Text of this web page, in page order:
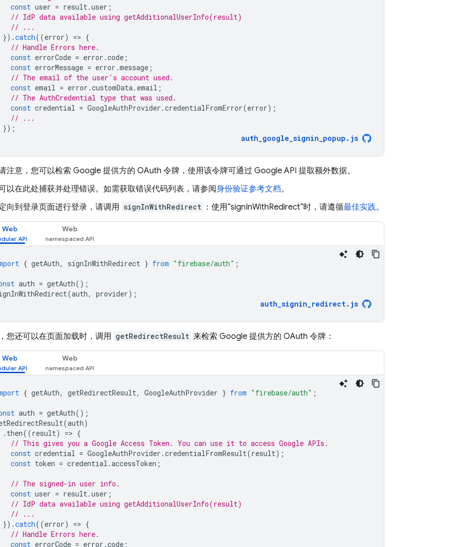
const user = result.user ;
// IdP data available using getAdditionalUserInfo(result)
// ...
}).catch((error) => {
// Handle Errors here.
const errorCode = error .code ;
const errorMessage = error .message ;
// The email of the user's account used.
const email = error .customData. email ;
// The AuthCredential type that was used.
const credential = GoogleAuthProvider .credentialFromError(error);
// ...
});
auth_google_signin_popup . js
注意，您可以检索 Google 提供方的 OAuth 令牌，使用该令牌可通过 Google API 提取额外数据。
以在此处捕获并处理错误。如需获取错误代码列表，请参阅身份验证参考文档。
向到登录页面进行登录，请调用 signInWithRedirect ：使用“signInWithRedirect”时，请遵循最佳实践。
Web Web
{ getAuth, signInWithRedirect } from "firebase/auth" ;
auth = getAuth();
(auth, provider);
auth_signin_redirect. js
您还可以在页面加载时，调用 getRedirectResult 来检索 Google 提供方的 OAuth 令牌：
Web Web
{ getAuth, getRedirectResult, GoogleAuthProvider } from "firebase/auth" ;
auth = getAuth();
(auth)
. then((result) => {
// This gives you a Google Access Token. You can use it to access Google APIs.
const credential = GoogleAuthProvider .credentialFromResult(result);
const token = credential .accessToken ;
// The signed-in user info.
const user = result.user ;
// IdP data available using getAdditionalUserInfo(result)
// ...
}).catch((error) => {
// Handle Errors here.
const errorCode = error .code ;